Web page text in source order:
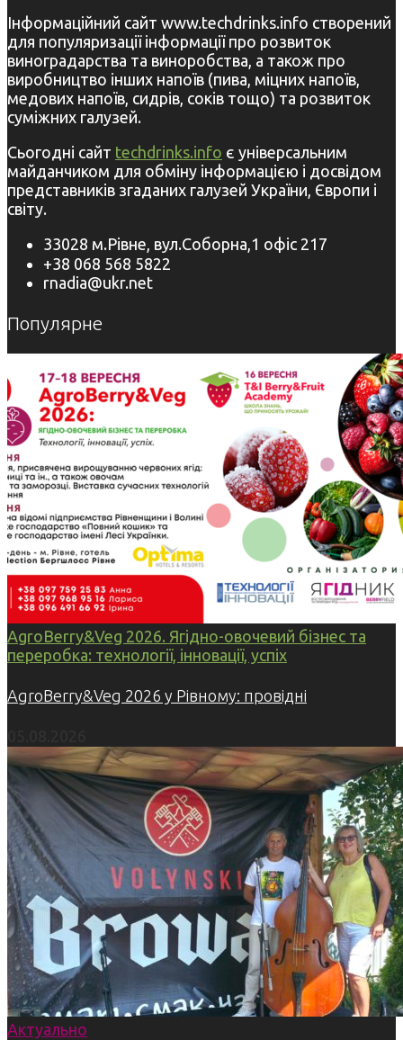
Інформаційний сайт www.techdrinks.info створений
для популяризації інформації про розвиток
виноградарства та виноробства, а також про
виробництво інших напоїв (пива, міцних напоїв,
медових напоїв, сидрів, соків тощо) та розвиток
суміжних галузей.
Сьогодні сайт techdrinks.info є універсальним
майданчиком для обміну інформацією і досвідом
представників згаданих галузей України, Європи і
світу.
33028 м.Рівне, вул.Соборна,1 офіс 217
+38 068 568 5822
rnadia@ukr.net
Популярне
AgroBerry&Veg 2026. Ягідно-овочевий бізнес та
переробка: технології, інновації, успіх
AgroBerry&Veg 2026 у Рівному: провідні
Актуально